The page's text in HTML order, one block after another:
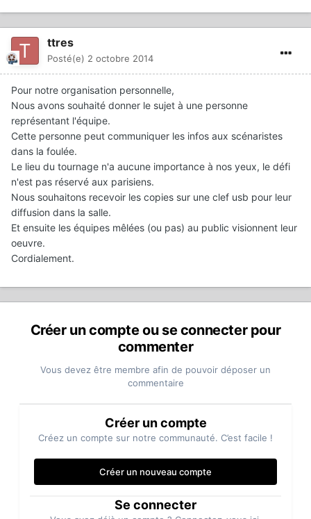
ttres
Posté(e) 2 octobre 2014
Pour notre organisation personnelle,
Nous avons souhaité donner le sujet à une personne
représentant l'équipe.
Cette personne peut communiquer les infos aux scénaristes
dans la foulée.
Le lieu du tournage n'a aucune importance à nos yeux, le défi
n'est pas réservé aux parisiens.
Nous souhaitons recevoir les copies sur une clef usb pour leur
diffusion dans la salle.
Et ensuite les équipes mêlées (ou pas) au public visionnent leur
oeuvre.
Cordialement.
Créer un compte ou se connecter pour
commenter
Vous devez être membre afin de pouvoir déposer un
commentaire
Créer un compte
Créez un compte sur notre communauté. C’est facile !
Créer un nouveau compte
Se connecter